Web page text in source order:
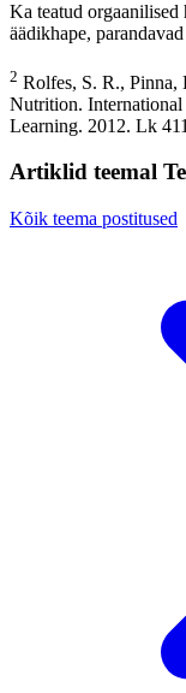
Ka teatud orgaanilised
äädikhape,
2 Rolfes, S. R.,
Nutrition.
Learning. 2012. Lk
Artiklid teemal
Kõik teema postitused